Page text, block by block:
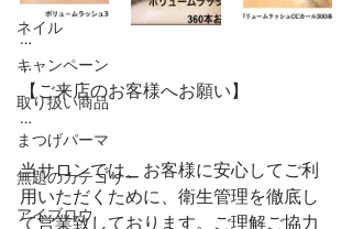
ネイル
キャンペーン
取り扱い商品
まつげパーマ
無題のカテゴリー
アイブロウ
…
…
【ご来店のお客様へお願い】
…
当サロンでは、お客様に安心してご利
用いただくために、衛生管理を徹底し
て営業致しております。ご理解ご協力